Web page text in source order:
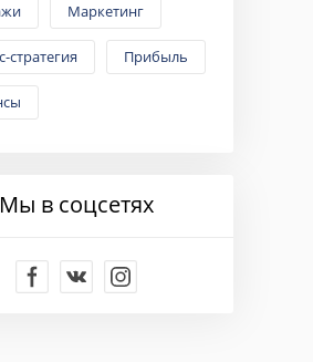
Маркетинг
стратегия Прибыль
Мы в соцсетях